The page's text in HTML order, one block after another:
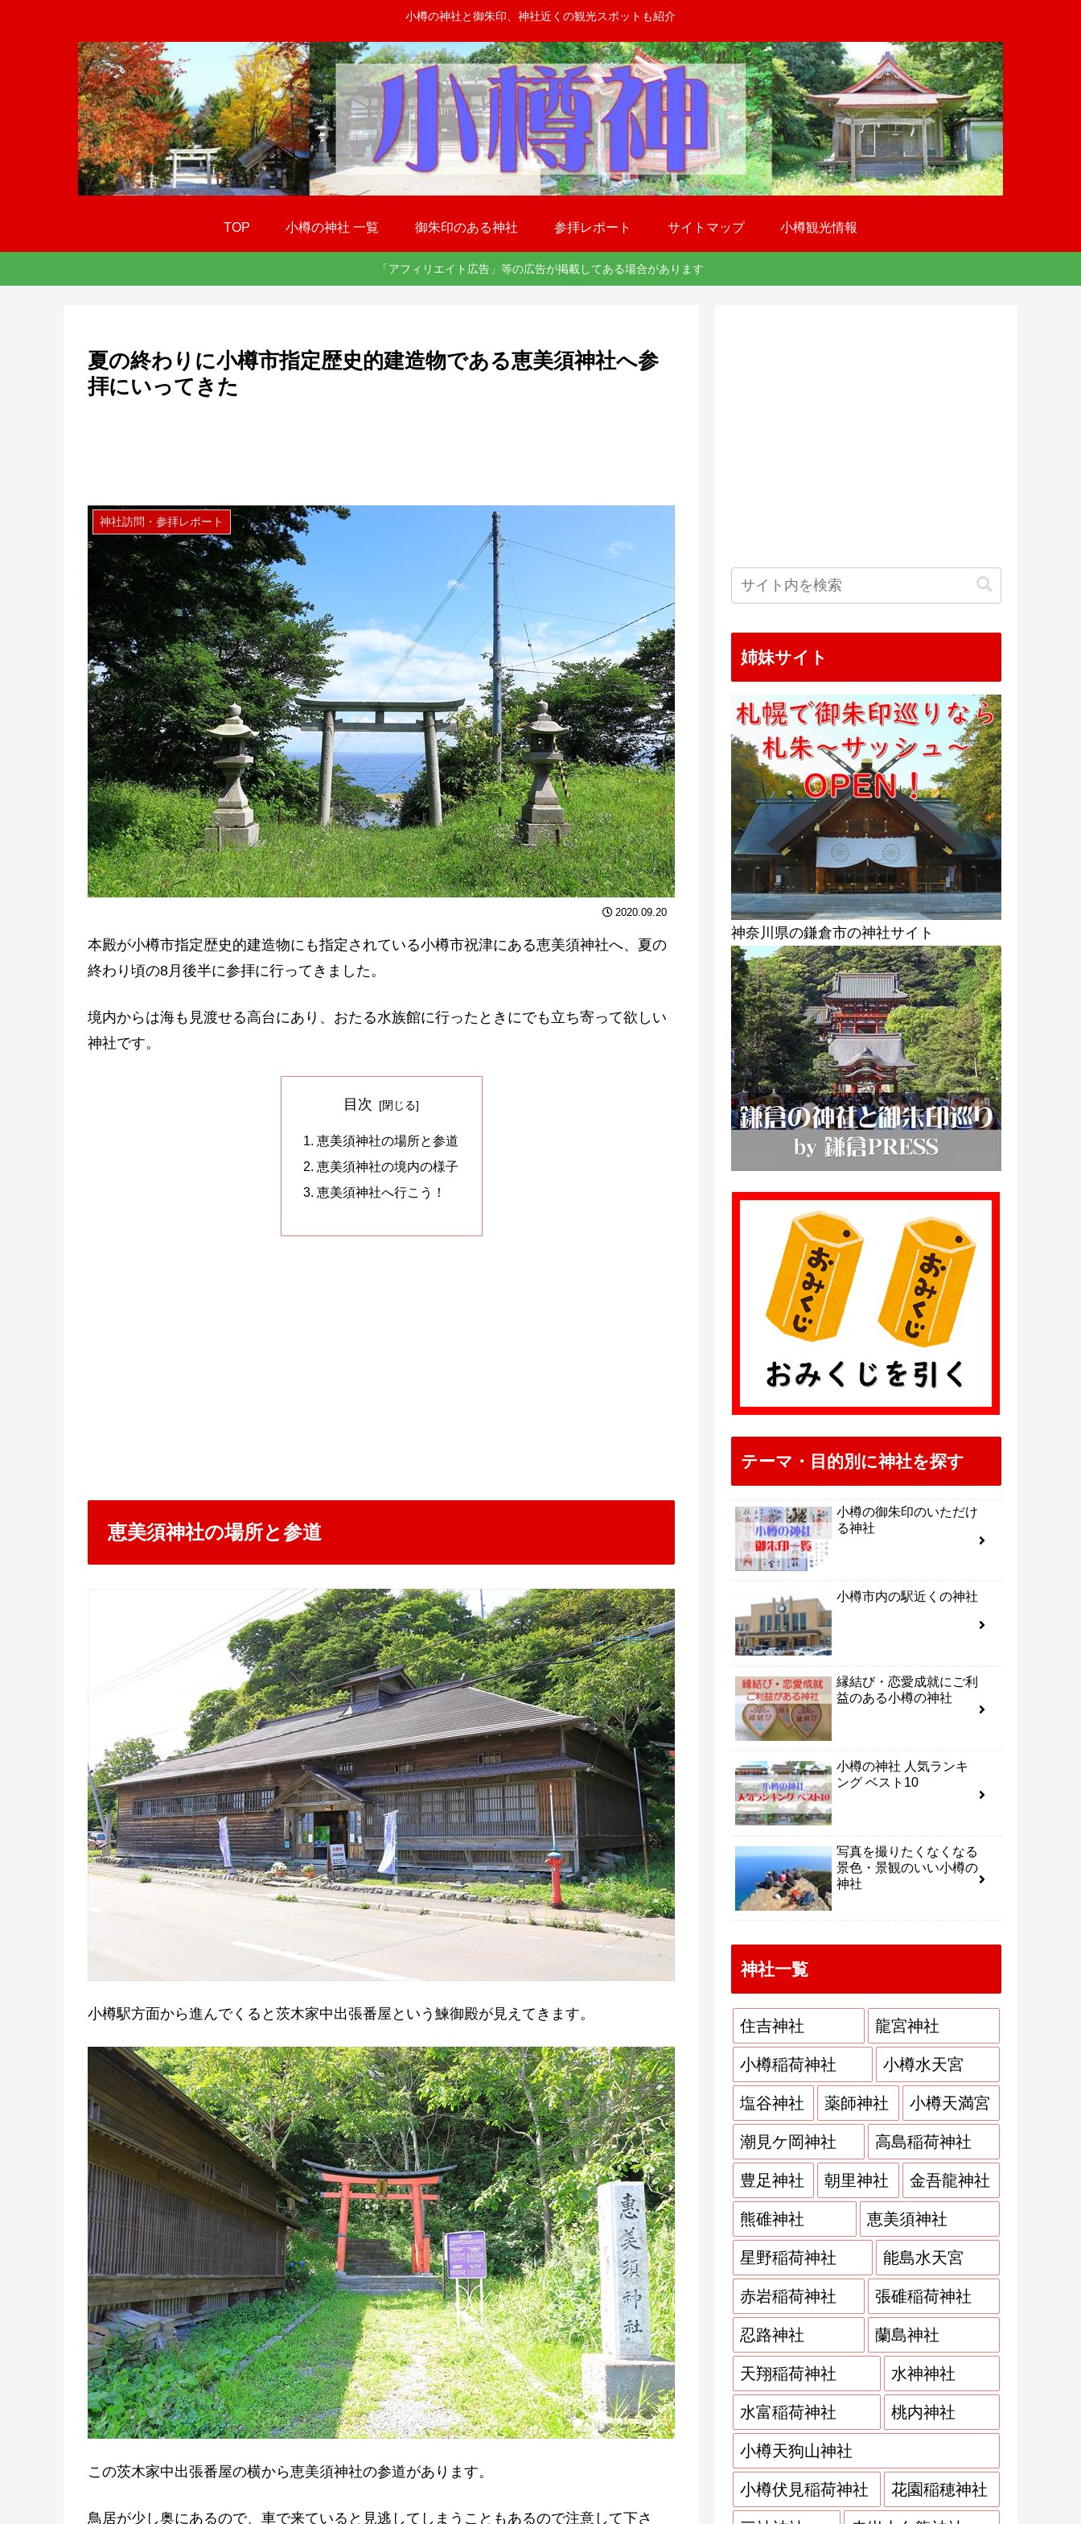
小樽の神社と御朱印、神社近くの観光スポットも紹介
TOP 小樽の神社 一覧 御朱印のある神社 参拝レポート サイトマップ 小樽観光情報
「アフィリエイト広告」等の広告が掲載してある場合があります
夏の終わりに小樽市指定歴史的建造物である恵美須神社へ参
拝にいってきた
神社訪問・参拝レポート
2020.09.20
本殿が小樽市指定歴史的建造物にも指定されている小樽市祝津にある恵美須神社へ、夏の
終わり頃の8月後半に参拝に行ってきました。
境内からは海も見渡せる高台にあり、おたる水族館に行ったときにでも立ち寄って欲しい
神社です。
目次
恵美須神社の場所と参道
恵美須神社の境内の様子
恵美須神社へ行こう！
恵美須神社の場所と参道
小樽駅方面から進んでくると茨木家中出張番屋という鰊御殿が見えてきます。
この茨木家中出張番屋の横から恵美須神社の参道があります。
鳥居が少し奥にあるので、車で来ていると見逃してしまうこともあるので注意して下さ
姉妹サイト
神奈川県の鎌倉市の神社サイト
テーマ・目的別に神社を探す
小樽の御朱印のいただけ
る神社
小樽市内の駅近くの神社
縁結び・恋愛成就にご利
益のある小樽の神社
小樽の神社 人気ランキ
ング ベスト10
写真を撮りたくなくなる
景色・景観のいい小樽の
神社
神社一覧
住吉神社 龍宮神社
小樽稲荷神社 小樽水天宮
塩谷神社 薬師神社 小樽天満宮
潮見ケ岡神社 高島稲荷神社
豊足神社 朝里神社 金吾龍神社
熊碓神社 恵美須神社
星野稲荷神社 能島水天宮
赤岩稲荷神社 張碓稲荷神社
忍路神社 蘭島神社
天翔稲荷神社 水神神社
水富稲荷神社 桃内神社
小樽天狗山神社
小樽伏見稲荷神社 花園稲穂神社